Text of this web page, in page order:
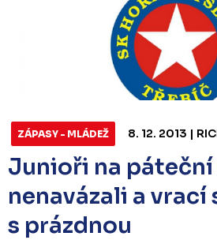
ZÁPASY - MLÁDEŽ 8. 12. 2013 |
Junioři na páteční
nenavázali a vrací
s prázdnou